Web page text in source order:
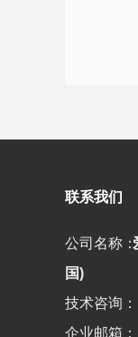
联系我们
公司名称：
国)
技术咨询
企业邮箱